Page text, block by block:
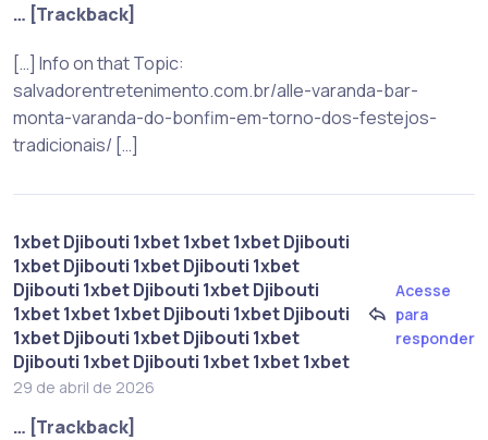
… [Trackback]
[…] Info on that Topic:
salvadorentretenimento.com.br/alle-varanda-bar-
monta-varanda-do-bonfim-em-torno-dos-festejos-
tradicionais/ […]
1xbet Djibouti 1xbet 1xbet 1xbet Djibouti
1xbet Djibouti 1xbet Djibouti 1xbet
Djibouti 1xbet Djibouti 1xbet Djibouti
1xbet 1xbet 1xbet Djibouti 1xbet Djibouti
1xbet Djibouti 1xbet Djibouti 1xbet
Djibouti 1xbet Djibouti 1xbet 1xbet 1xbet
29 de abril de 2026
Acesse
para
responder
… [Trackback]